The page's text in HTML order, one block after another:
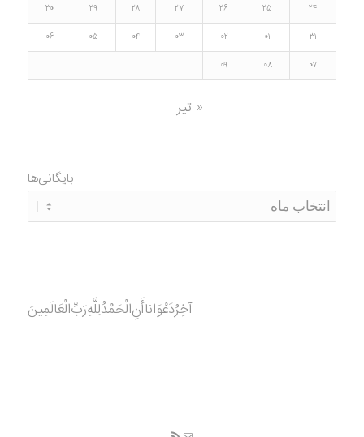
۲۴
۲۵ ۲۶ ۲۷ ۲۸ ۲۹
۳۰
۳۱
۰۱ ۰۲ ۰۳ ۰۴ ۰۵
۰۶
۰۷
۰۸ ۰۹
« تیر
بایگانی‌ها
آخِرُدَعْوَانا‌أَنِ‌الْحَمْدُ‌‌‌لِلَّهِ‌رَبِّ‌الْعَالَمِينَ